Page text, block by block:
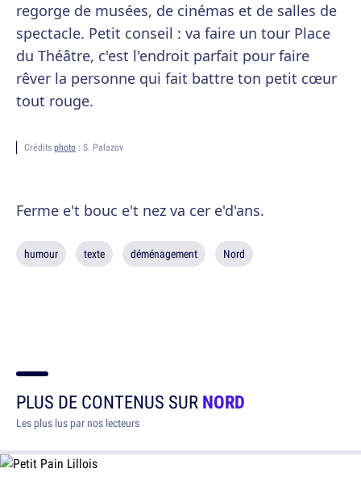
regorge de musées, de cinémas et de salles de
spectacle. Petit conseil : va faire un tour Place
du Théâtre, c'est l'endroit parfait pour faire
rêver la personne qui fait battre ton petit cœur
tout rouge.
Crédits photo : S. Palazov
Ferme e't bouc e't nez va cer e'd'ans.
humour texte déménagement Nord
PLUS DE CONTENUS SURNORD
Les plus lus par nos lecteurs